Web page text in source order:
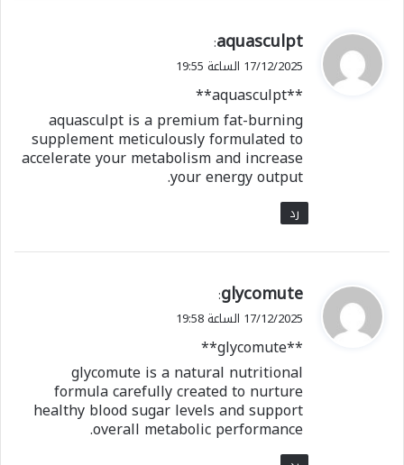
ي
ق
ل
aquasculpt
:
17/12/2025 الساعة 19:55
**aquasculpt**
aquasculpt is a premium fat-burning
supplement meticulously formulated to
accelerate your metabolism and increase
your energy output.
رد
ي
ق
ل
glycomute
:
17/12/2025 الساعة 19:58
**glycomute**
glycomute is a natural nutritional
formula carefully created to nurture
healthy blood sugar levels and support
overall metabolic performance.